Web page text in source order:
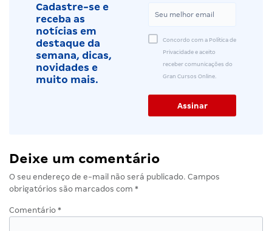
Cadastre-se e
receba as
notícias em
destaque da
semana, dicas,
novidades e
muito mais.
Concordo com a Política de
Privacidade e aceito
receber comunicações do
Gran Cursos Online.
Deixe um comentário
O seu endereço de e-mail não será publicado. Campos
obrigatórios são marcados com *
Comentário *